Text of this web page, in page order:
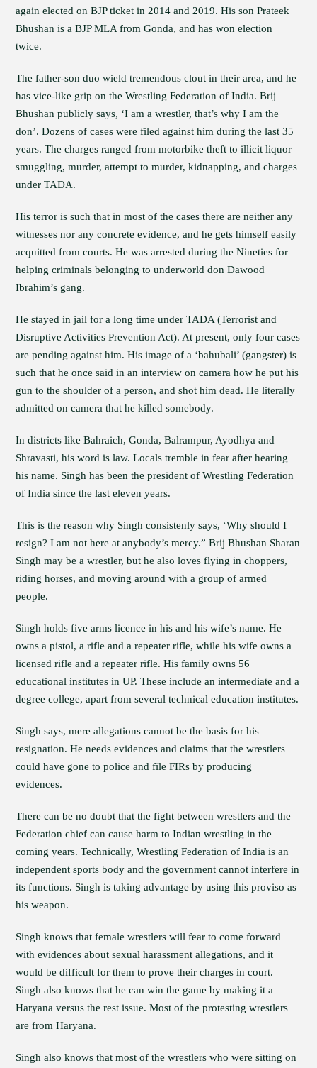
again elected on BJP ticket in 2014 and 2019. His son Prateek
Bhushan is a BJP MLA from Gonda, and has won election
twice.
The father-son duo wield tremendous clout in their area, and he
has vice-like grip on the Wrestling Federation of India. Brij
Bhushan publicly says, ‘I am a wrestler, that’s why I am the
don’. Dozens of cases were filed against him during the last 35
years. The charges ranged from motorbike theft to illicit liquor
smuggling, murder, attempt to murder, kidnapping, and charges
under TADA.
His terror is such that in most of the cases there are neither any
witnesses nor any concrete evidence, and he gets himself easily
acquitted from courts. He was arrested during the Nineties for
helping criminals belonging to underworld don Dawood
Ibrahim’s gang.
He stayed in jail for a long time under TADA (Terrorist and
Disruptive Activities Prevention Act). At present, only four cases
are pending against him. His image of a ‘bahubali’ (gangster) is
such that he once said in an interview on camera how he put his
gun to the shoulder of a person, and shot him dead. He literally
admitted on camera that he killed somebody.
In districts like Bahraich, Gonda, Balrampur, Ayodhya and
Shravasti, his word is law. Locals tremble in fear after hearing
his name. Singh has been the president of Wrestling Federation
of India since the last eleven years.
This is the reason why Singh consistenly says, ‘Why should I
resign? I am not here at anybody’s mercy.” Brij Bhushan Sharan
Singh may be a wrestler, but he also loves flying in choppers,
riding horses, and moving around with a group of armed
people.
Singh holds five arms licence in his and his wife’s name. He
owns a pistol, a rifle and a repeater rifle, while his wife owns a
licensed rifle and a repeater rifle. His family owns 56
educational institutes in UP. These include an intermediate and a
degree college, apart from several technical education institutes.
Singh says, mere allegations cannot be the basis for his
resignation. He needs evidences and claims that the wrestlers
could have gone to police and file FIRs by producing
evidences.
There can be no doubt that the fight between wrestlers and the
Federation chief can cause harm to Indian wrestling in the
coming years. Technically, Wrestling Federation of India is an
independent sports body and the government cannot interfere in
its functions. Singh is taking advantage by using this proviso as
his weapon.
Singh knows that female wrestlers will fear to come forward
with evidences about sexual harassment allegations, and it
would be difficult for them to prove their charges in court.
Singh also knows that he can win the game by making it a
Haryana versus the rest issue. Most of the protesting wrestlers
are from Haryana.
Singh also knows that most of the wrestlers who were sitting on